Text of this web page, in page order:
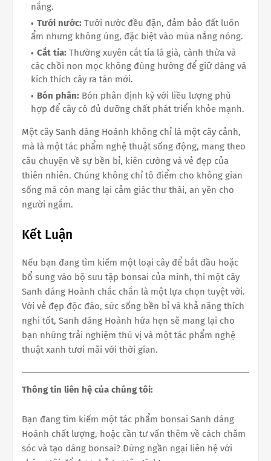
nắng.
Tưới nước: Tưới nước đều đặn, đảm bảo đất luôn
ẩm nhưng không úng, đặc biệt vào mùa nắng nóng.
Cắt tỉa: Thường xuyên cắt tỉa lá già, cành thừa và
các chồi non mọc không đúng hướng để giữ dáng và
kích thích cây ra tán mới.
Bón phân: Bón phân định kỳ với liều lượng phù
hợp để cây có đủ dưỡng chất phát triển khỏe mạnh.
Một cây Sanh dáng Hoành không chỉ là một cây cảnh,
mà là một tác phẩm nghệ thuật sống động, mang theo
câu chuyện về sự bền bỉ, kiên cường và vẻ đẹp của
thiên nhiên. Chúng không chỉ tô điểm cho không gian
sống mà còn mang lại cảm giác thư thái, an yên cho
người ngắm.
Kết Luận
Nếu bạn đang tìm kiếm một loại cây để bắt đầu hoặc
bổ sung vào bộ sưu tập bonsai của mình, thì một cây
Sanh dáng Hoành chắc chắn là một lựa chọn tuyệt vời.
Với vẻ đẹp độc đáo, sức sống bền bỉ và khả năng thích
nghi tốt, Sanh dáng Hoành hứa hẹn sẽ mang lại cho
bạn những trải nghiệm thú vị và một tác phẩm nghệ
thuật xanh tươi mãi với thời gian.
Thông tin liên hệ của chúng tôi:
Bạn đang tìm kiếm một tác phẩm bonsai Sanh dáng
Hoành chất lượng, hoặc cần tư vấn thêm về cách chăm
sóc và tạo dáng bonsai? Đừng ngần ngại liên hệ với